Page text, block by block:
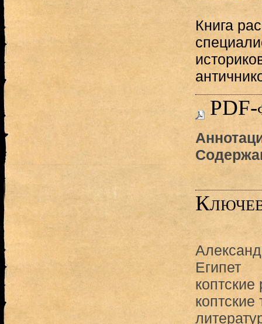
Книга
PDF-
Египет
коптские
коптские